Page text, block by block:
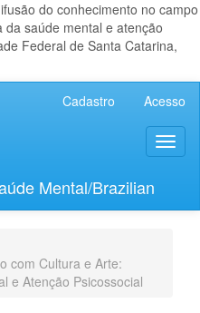
do conhecimento no campo
saúde mental e atenção
Federal de Santa Catarina,
Cadastro Acesso
Mental/Brazilian
com Cultura e Arte:
e Atenção Psicossocial